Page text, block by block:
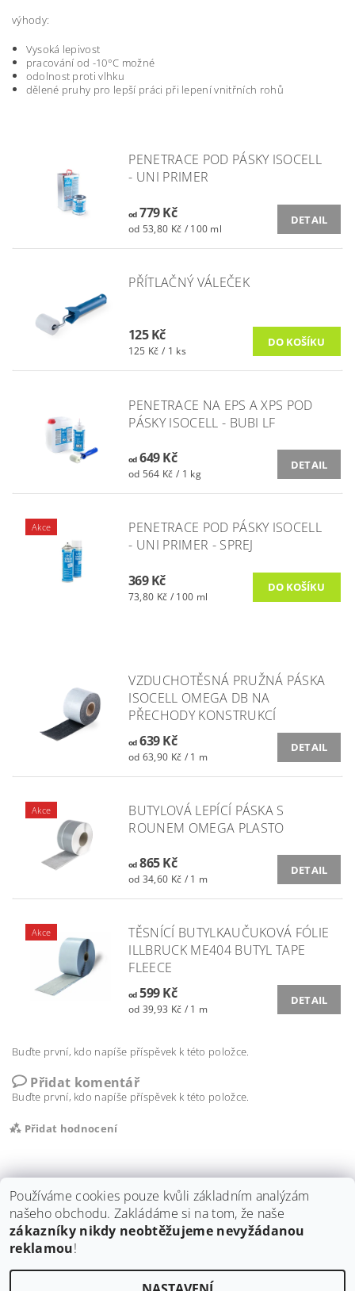
výhody:
Vysoká lepivost
pracování od -10°C možné
odolnost proti vlhku
dělené pruhy pro lepší práci při lepení vnitřních rohů
PENETRACE POD PÁSKY ISOCELL
- UNI PRIMER
od779 Kč
od 53,80 Kč / 100 ml
DETAIL
PŘÍTLAČNÝ VÁLEČEK
125 Kč
125 Kč / 1 ks
PENETRACE NA EPS A XPS POD
PÁSKY ISOCELL - BUBI LF
od649 Kč
od 564 Kč / 1 kg
DETAIL
Akce
PENETRACE POD PÁSKY ISOCELL
- UNI PRIMER - SPREJ
369 Kč
73,80 Kč / 100 ml
VZDUCHOTĚSNÁ PRUŽNÁ PÁSKA
ISOCELL OMEGA DB NA
PŘECHODY KONSTRUKCÍ
od639 Kč
od 63,90 Kč / 1 m
DETAIL
Akce
BUTYLOVÁ LEPÍCÍ PÁSKA S
ROUNEM OMEGA PLASTO
od865 Kč
od 34,60 Kč / 1 m
DETAIL
Akce
TĚSNÍCÍ BUTYLKAUČUKOVÁ FÓLIE
ILLBRUCK ME404 BUTYL TAPE
FLEECE
od599 Kč
od 39,93 Kč / 1 m
DETAIL
Buďte první, kdo napíše příspěvek k této položce.
Přidat komentář
Buďte první, kdo napíše příspěvek k této položce.
Přidat hodnocení
Shoptet.cz | ISOCELL stavební dozory Tomáš Tichý
Používáme cookies pouze kvůli základním analýzám
našeho obchodu. Zakládáme si na tom, že naše
zákazníky nikdy neobtěžujeme nevyžádanou
reklamou!